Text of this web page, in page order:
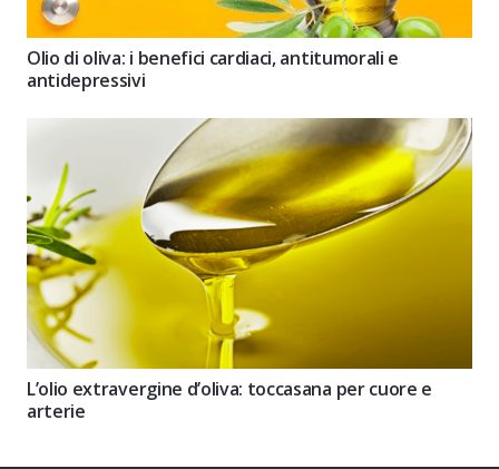
Olio di oliva: i benefici cardiaci, antitumorali e
antidepressivi
L’olio extravergine d’oliva: toccasana per cuore e
arterie